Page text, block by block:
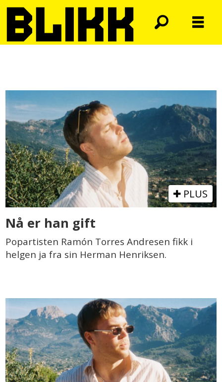
ramón
PLUS
Nå er han gift
Popartisten Ramón Torres Andresen fikk i
helgen ja fra sin Herman Henriksen.